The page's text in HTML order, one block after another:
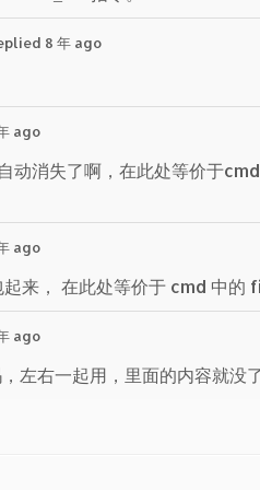
8 年 ago
ago
动消失了啊，在此处等价于
ago
来， 在此处等价于 cmd 中的
ago
左右一起用，里面的内容就没了